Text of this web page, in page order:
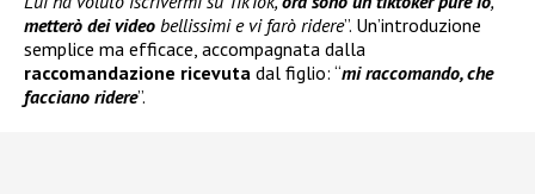
metterò dei video bellissimi e vi farò ridere”. Un’introduzione
semplice ma efficace, accompagnata dalla
raccomandazione ricevuta dal figlio: “mi raccomando, che
facciano ridere”.